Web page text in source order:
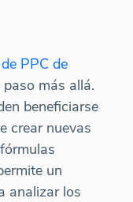
PPC de
más allá.
beneficiarse
crear nuevas
un
analizar los